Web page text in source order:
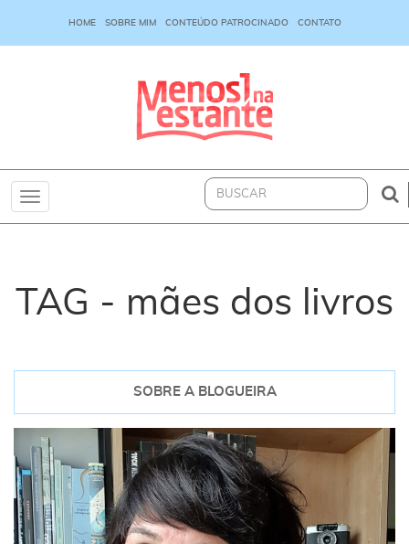
HOME SOBRE MIM CONTEÚDO PATROCINADO CONTATO
Toggle
TAG - mães dos livros
SOBRE A BLOGUEIRA